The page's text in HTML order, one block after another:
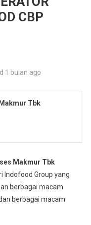
CBP
1 bulan ago
Tbk
Makmur Tbk
Indofood Group yang
berbagai macam
berbagai macam